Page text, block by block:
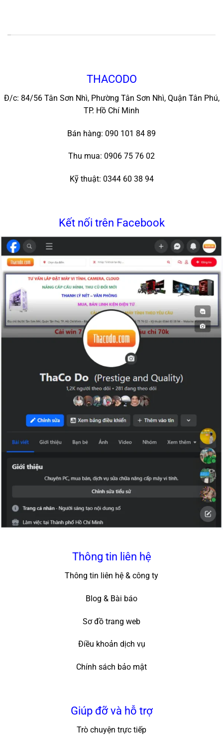
THACODO
Đ/c: 84/56 Tân Sơn Nhì, Phường Tân Sơn Nhì, Quận Tân Phú,
TP. Hồ Chí Minh
Bán hàng: 090 101 84 89
Thu mua: 0906 75 76 02
Kỹ thuật: 0344 60 38 94
Kết nối trên Facebook
Thông tin liên hệ
Thông tin liên hệ & công ty
Blog & Bài báo
Sơ đồ trang web
Điều khoản dịch vụ
Chính sách bảo mật
Giúp đỡ và hỗ trợ
Trò chuyện trực tiếp